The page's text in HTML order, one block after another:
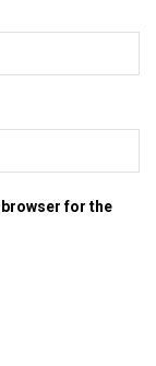
browser for the